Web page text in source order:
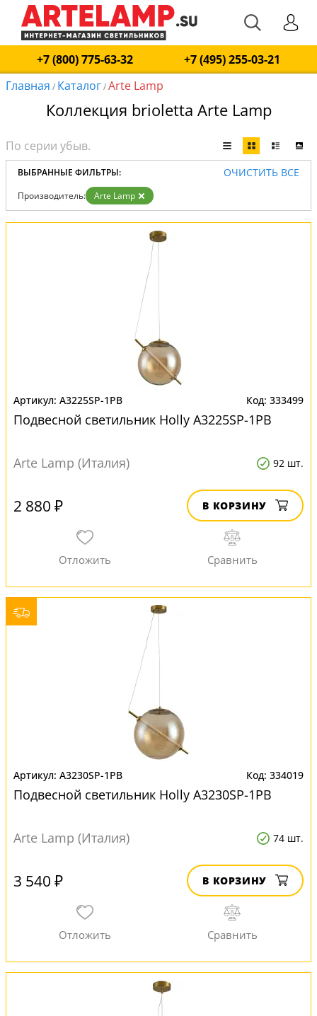
+7 (800) 775-63-32
+7 (495) 255-03-21
Главная / Каталог/Arte Lamp
Коллекция brioletta Arte Lamp
ВЫБРАННЫЕ ФИЛЬТРЫ: ОЧИСТИТЬ ВСЕ
Производитель: Arte Lamp
A3225SP-1PB 333499
Подвесной светильник Нolly A3225SP-1PB
Arte Lamp (Италия) 92 шт.
2 880 ₽ В КОРЗИНУ
A3230SP-1PB 334019
Подвесной светильник Нolly A3230SP-1PB
Arte Lamp (Италия) 74 шт.
3 540 ₽ В КОРЗИНУ